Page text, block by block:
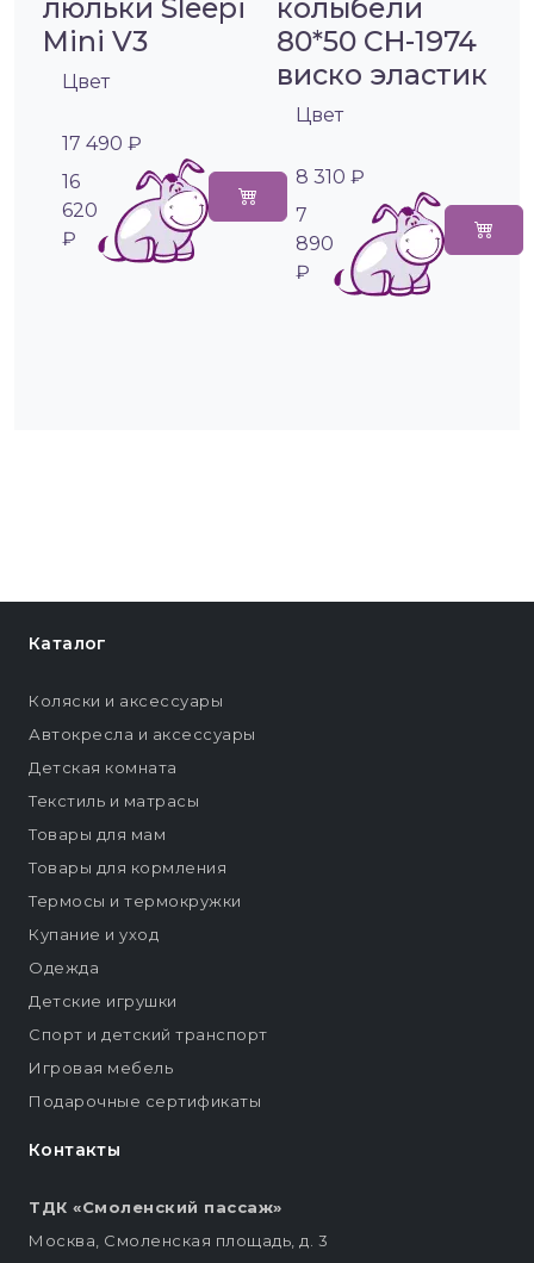
люльки Sleepi
Mini V3
Цвет
17 490 ₽
16
620
₽
колыбели
80*50 CH-1974
виско эластик
Цвет
8 310 ₽
7
890
₽
Контакты
ТДК «Смоленский пассаж»
Москва, Смоленская площадь, д. 3
Каталог
Коляски и аксессуары
Автокресла и аксессуары
Детская комната
Текстиль и матрасы
Товары для мам
Товары для кормления
Термосы и термокружки
Купание и уход
Одежда
Детские игрушки
Спорт и детский транспорт
Игровая мебель
Подарочные сертификаты